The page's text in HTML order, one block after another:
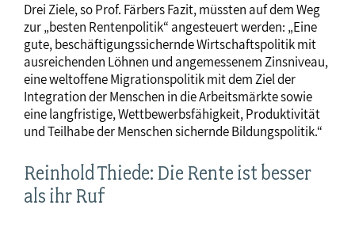
Drei Ziele, so Prof. Färbers Fazit, müssten auf dem Weg
zur „besten Rentenpolitik“ angesteuert werden: „Eine
gute, beschäftigungssichernde Wirtschaftspolitik mit
ausreichenden Löhnen und angemessenem Zinsniveau,
eine weltoffene Migrationspolitik mit dem Ziel der
Integration der Menschen in die Arbeitsmärkte sowie
eine langfristige, Wettbewerbsfähigkeit, Produktivität
und Teilhabe der Menschen sichernde Bildungspolitik.“
Reinhold Thiede: Die Rente ist besser
als ihr Ruf